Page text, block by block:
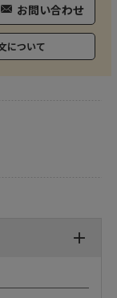
お問い合わせ
について